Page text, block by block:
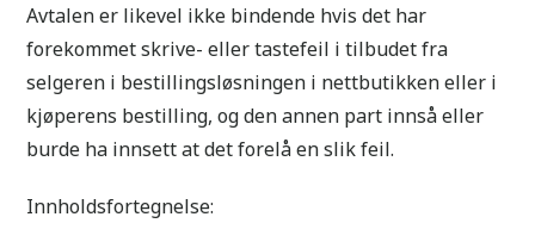
Avtalen er likevel ikke bindende hvis det har
forekommet skrive- eller tastefeil i tilbudet fra
selgeren i bestillingsløsningen i nettbutikken eller i
kjøperens bestilling, og den annen part innså eller
burde ha innsett at det forelå en slik feil.
Innholdsfortegnelse: